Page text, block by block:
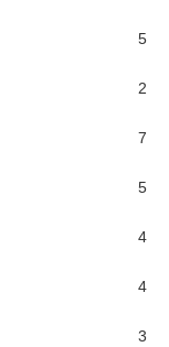
5
2
7
5
4
4
3